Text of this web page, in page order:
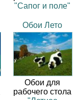
"Сапог и поле"
Обои Лето
Обои для
рабочего стола